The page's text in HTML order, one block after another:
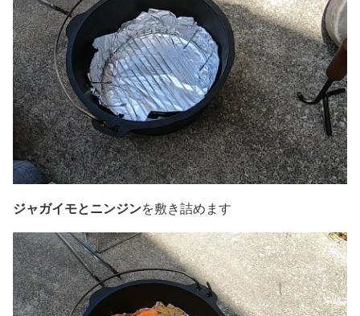
ジャガイモとニンジンを敷き詰めます